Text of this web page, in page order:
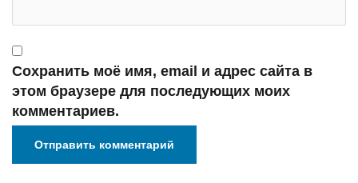
Сохранить моё имя, email и адрес сайта в
этом браузере для последующих моих
комментариев.